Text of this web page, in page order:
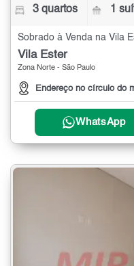
3 quartos 1
Sobrado à Venda na Vila
Vila Ester
Zona Norte - São Paulo
Endereço no círculo do
WhatsApp